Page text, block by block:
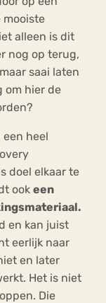
mooiste
alleen is dit
nog op terug,
saai laten
om hier de
heel
doel elkaar te
ook een
en kan juist
eerlijk naar
en later
Het is niet
Die